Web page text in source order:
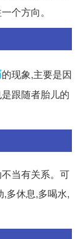
个方向。
的现象,主要是因
跟随者胎儿的
当有关系。可
多休息,多喝水,